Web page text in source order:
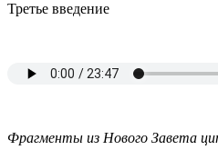
Третье введение
Фрагменты из Нового Завета